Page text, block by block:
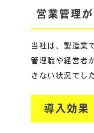
営業管理
当社は、製造業
管理職や経営者
きない状況でし
導入効果